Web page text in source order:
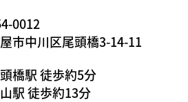
0012
市中川区尾頭橋3-14-11
頭橋駅 徒歩約5分
山駅 徒歩約13分